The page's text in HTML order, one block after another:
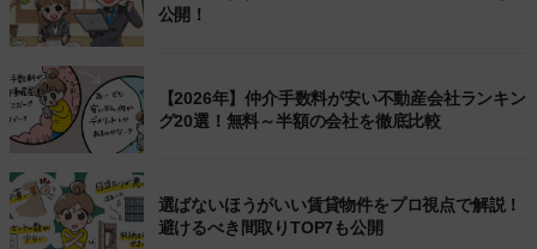
公開！
【2026年】仲介手数料が安い不動産会社ランキン
グ20選！無料～半額の会社を徹底比較
選ばないほうがいい賃貸物件をプロ視点で解説！
避けるべき間取りTOP7も公開